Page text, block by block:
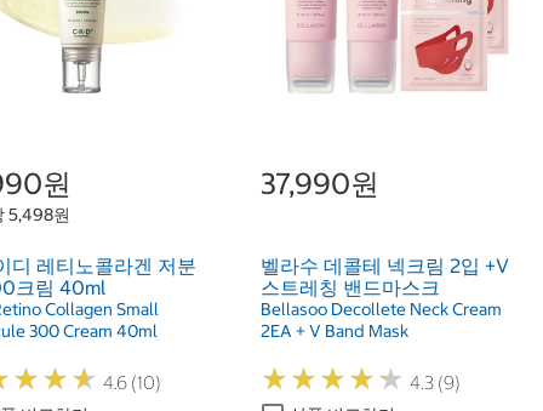
원
5,498원
디 레티노콜라겐 저분
크림 40ml
Collagen Small
300 Cream 40ml
★★★
★★★ 4.6 (10)
37,990원
벨라수 데콜테 넥크림 2입 +V
스트레칭 밴드마스크
Bellasoo Decollete Neck Cream
2EA + V Band Mask
★★★★★
★★★★★ 4.3 (9)